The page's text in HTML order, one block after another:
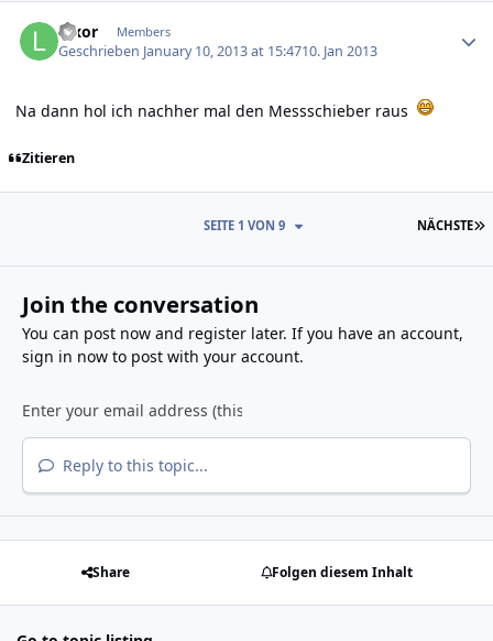
luxor Members
Geschrieben January 10, 2013 at 15:4710. Jan 2013
Na dann hol ich nachher mal den Messschieber raus
Zitieren
NÄCHSTE
SEITE 1 VON 9
Join the conversation
You can post now and register later. If you have an account,
sign in nowto post with your account.
Reply to this topic...
Share Folgen diesem Inhalt